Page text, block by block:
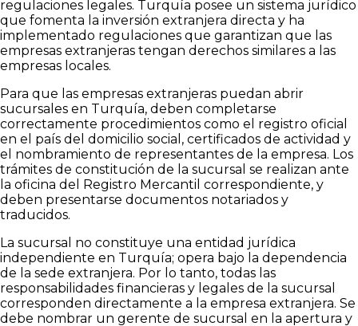
regulaciones legales. Turquía posee un sistema jurídico
que fomenta la inversión extranjera directa y ha
implementado regulaciones que garantizan que las
empresas extranjeras tengan derechos similares a las
empresas locales.
Para que las empresas extranjeras puedan abrir
sucursales en Turquía, deben completarse
correctamente procedimientos como el registro oficial
en el país del domicilio social, certificados de actividad y
el nombramiento de representantes de la empresa. Los
trámites de constitución de la sucursal se realizan ante
la oficina del Registro Mercantil correspondiente, y
deben presentarse documentos notariados y
traducidos.
La sucursal no constituye una entidad jurídica
independiente en Turquía; opera bajo la dependencia
de la sede extranjera. Por lo tanto, todas las
responsabilidades financieras y legales de la sucursal
corresponden directamente a la empresa extranjera. Se
debe nombrar un gerente de sucursal en la apertura y